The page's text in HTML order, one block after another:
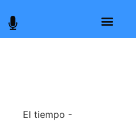
El tiempo -